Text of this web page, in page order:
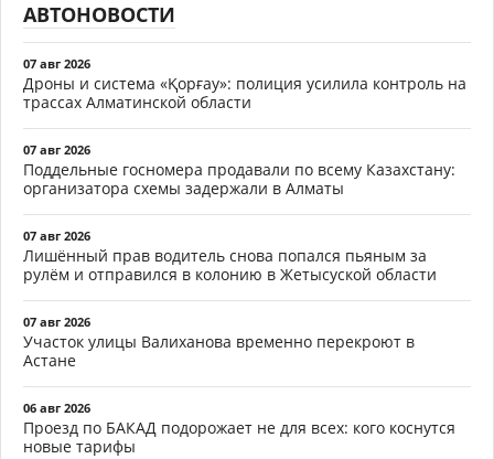
АВТОНОВОСТИ
07 авг 2026
Дроны и система «Қорғау»: полиция усилила контроль на
трассах Алматинской области
07 авг 2026
Поддельные госномера продавали по всему Казахстану:
организатора схемы задержали в Алматы
07 авг 2026
Лишённый прав водитель снова попался пьяным за
рулём и отправился в колонию в Жетысуской области
07 авг 2026
Участок улицы Валиханова временно перекроют в
Астане
06 авг 2026
Проезд по БАКАД подорожает не для всех: кого коснутся
новые тарифы